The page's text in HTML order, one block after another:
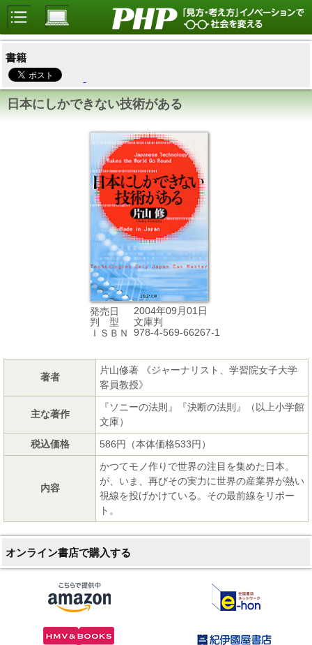
書籍
日本にしかできない技術がある
発売日
2004年09月01日
判 型
文庫判
ＩＳＢＮ
978-4-569-66267-1
著者
片山修著 《ジャーナリスト、学習院女子大学
客員教授》
主な著作
『ソニーの法則』『決断の法則』（以上小学館
文庫）
税込価格
586円（本体価格533円）
内容
かつてモノ作りで世界の注目を集めた日本。
が、いま、再びその実力に世界の産業界が熱い
視線を投げかけている。その最前線をリポー
ト。
オンライン書店で購入する